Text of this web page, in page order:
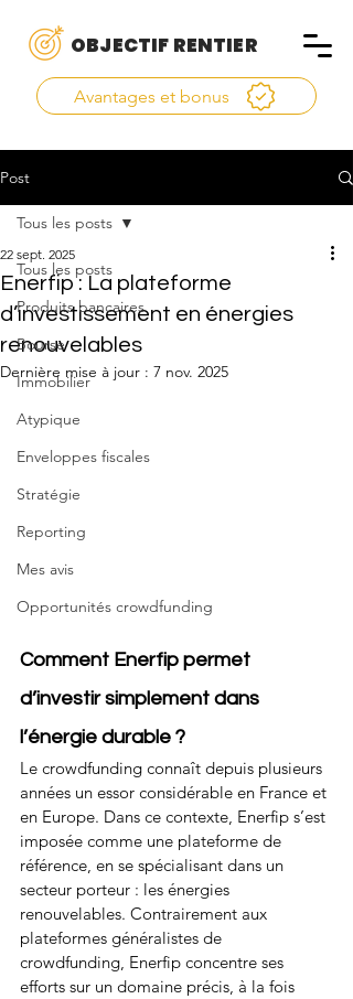
OBJECTIF RENTIER
Avantages et bonus
Post
Tous les posts
Produits bancaires
Bourse
Immobilier
Atypique
Enveloppes fiscales
Stratégie
Reporting
Mes avis
Opportunités crowdfunding
Tous les posts
Enerfip : La plateforme
d’investissement en énergies
renouvelables
22 sept. 2025
Dernière mise à jour : 7 nov. 2025
Comment Enerfip permet
d’investir simplement dans
l’énergie durable ?
Le crowdfunding connaît depuis plusieurs
années un essor considérable en France et
en Europe. Dans ce contexte, Enerfip s’est
imposée comme une plateforme de
référence, en se spécialisant dans un
secteur porteur : les énergies
renouvelables. Contrairement aux
plateformes généralistes de
crowdfunding, Enerfip concentre ses
efforts sur un domaine précis, à la fois